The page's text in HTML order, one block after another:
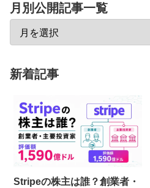
月別公開記事一覧
新着記事
Stripeの株主は誰？創業者・